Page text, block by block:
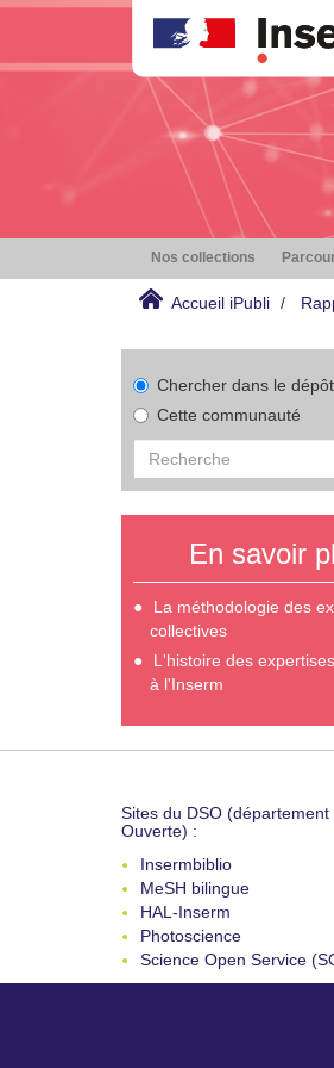
Nos collections
Accueil iPubli
Chercher dans le dépôt
Cette communauté
En savoir
La méthodologie des
collectives
L'histoire des
à l'Inserm
Sites du DSO (département
Ouverte) :
Insermbiblio
MeSH bilingue
HAL-Inserm
Photoscience
Science Open Service